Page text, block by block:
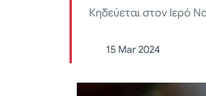
Κηδεύεται στον Ιερό
15 Mar 2024